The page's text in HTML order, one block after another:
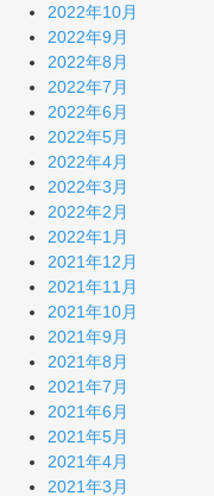
2022年10月
2022年9月
2022年8月
2022年7月
2022年6月
2022年5月
2022年4月
2022年3月
2022年2月
2022年1月
2021年12月
2021年11月
2021年10月
2021年9月
2021年8月
2021年7月
2021年6月
2021年5月
2021年4月
2021年3月